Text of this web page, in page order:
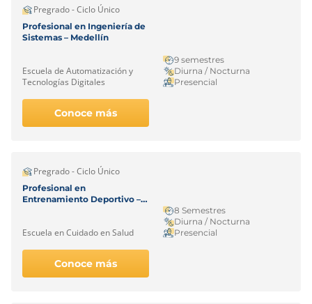
Pregrado - Ciclo Único
Profesional en Ingeniería de
Sistemas – Medellín
Escuela de Automatización y
Tecnologías Digitales
9 semestres
Diurna / Nocturna
Presencial
Conoce más
Pregrado - Ciclo Único
Profesional en
Entrenamiento Deportivo –
Escuela en Cuidado en Salud
8 Semestres
Diurna / Nocturna
Presencial
Conoce más